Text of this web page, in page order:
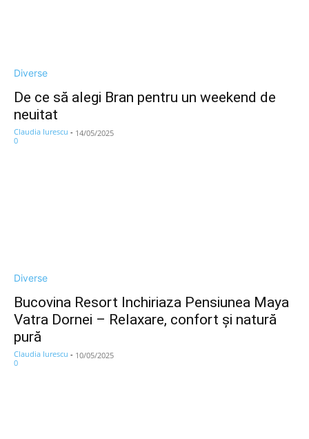
Diverse
De ce să alegi Bran pentru un weekend de
neuitat
Claudia Iurescu - 14/05/2025
0
Diverse
Bucovina Resort Inchiriaza Pensiunea Maya
Vatra Dornei – Relaxare, confort și natură
pură
Claudia Iurescu - 10/05/2025
0